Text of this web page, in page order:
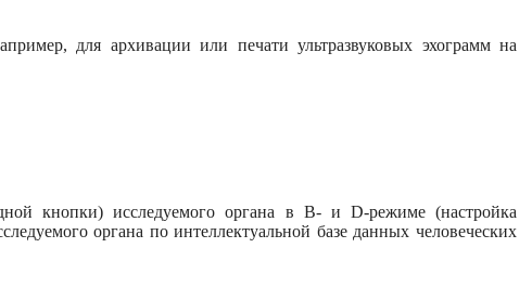
для архивации или печати ультразвуковых эхограмм на
кнопки) исследуемого органа в B- и D-режиме (настройка
органа по интеллектуальной базе данных человеческих